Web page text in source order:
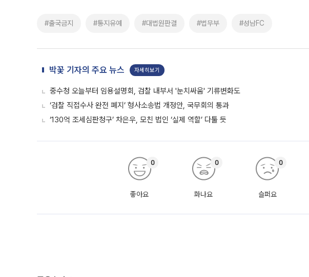
#출국금지 #통지유예 #대법원판결 #법무부 #성남FC
박꽃 기자의 주요 뉴스 자세히보기
중수청 오늘부터 임용설명회, 검찰 내부서 '눈치싸움' 기류변화도
‘검찰 직접수사 완전 폐지’ 형사소송법 개정안, 국무회의 통과
‘130억 조세심판청구’ 차은우, 모친 법인 ‘실제 역할’ 다툴 듯
좋아요
0
화나요
0
슬퍼요
0